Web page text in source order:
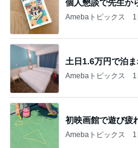
個人懇談で先生か
Amebaトピックス
土日1.6万円で泊
Amebaトピックス
初映画館で遊び疲
Amebaトピックス